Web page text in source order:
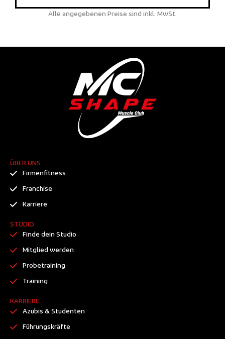
Alle angegebenen Preise sind inkl. MwSt.
ÜBER UNS
Firmenfitness
Franchise
Karriere
STUDIO
Finde dein Studio
Mitglied werden
Probetraining
Training
KARRIERE
Azubis & Studenten
Führungskräfte